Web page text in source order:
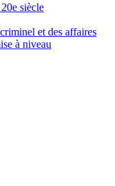
siècle
et des affaires
à niveau